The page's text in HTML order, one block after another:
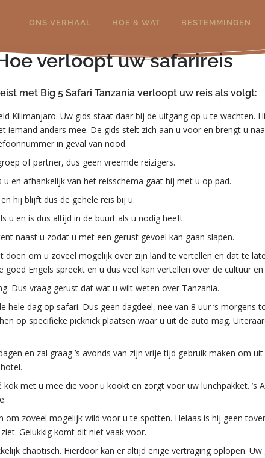
ONS VERHAAL HOE & WAT BESTEMMINGEN
verloopt uw safarireis
met Big 5 Safari Tanzania verloopt uw reis als volgt:
Kilimanjaro. Uw gids staat daar bij de uitgang op u te wachten.
iemand anders mee. De gids stelt zich aan u voor en brengt u
in geval van nood.
of partner, dus geen vreemde reizigers.
en afhankelijk van het reisschema gaat hij met u op pad.
hij blijft dus de gehele reis bij u.
u en is dus altijd in de buurt als u nodig heeft.
naast u zodat u met een gerust gevoel kan gaan slapen.
doen om u zoveel mogelijk over zijn land te vertellen en dat te
goed Engels spreekt en u dus veel kan vertellen over de cultuur
Dus vraag gerust dat wat u wilt weten over Tanzania.
hele dag op safari. Dus geen dagdeel, nee van 8 uur ‘s morgens
op specifieke picknick plaatsen waar u uit de auto mag.
en zal graag ’s avonds van zijn vrije tijd gebruik maken om
met u mee die voor u kookt en zorgt voor uw lunchpakket. ’s
om zoveel mogelijk wild voor u te spotten. Helaas is hij geen
Gelukkig komt dit niet vaak voor.
chaotisch. Hierdoor kan er altijd enige vertraging oplopen.